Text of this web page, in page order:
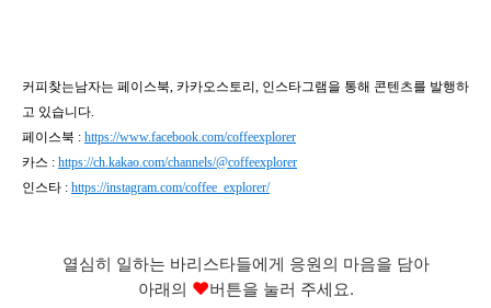
커피찾는남자는 페이스북, 카카오스토리, 인스타그램을 통해 콘텐츠를 발행하
고 있습니다.
페이스북 : https://www.facebook.com/coffeexplorer
카스 : https://ch.kakao.com/channels/@coffeexplorer
인스타 : https://instagram.com/coffee_explorer/
열심히 일하는 바리스타들에게 응원의 마음을 담아
아래의 ♥버튼을 눌러 주세요.